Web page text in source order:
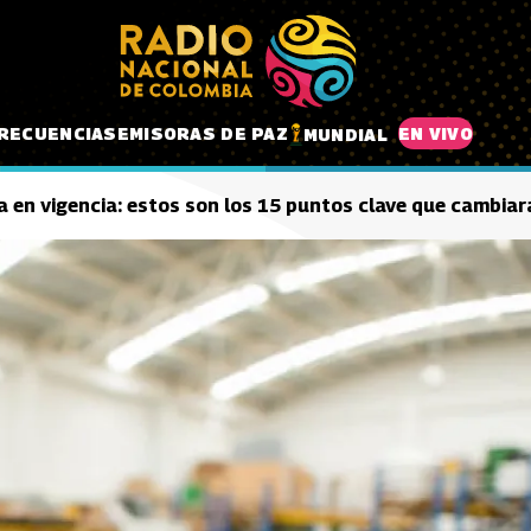
EMISORAS DE PAZ MUNDIAL EN VIVO
vigencia: estos son los 15 puntos clave que